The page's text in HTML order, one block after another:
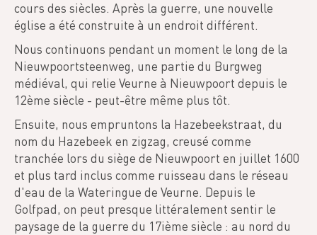
cours des siècles. Après la guerre, une nouvelle
église a été construite à un endroit différent.
Nous continuons pendant un moment le long de la
Nieuwpoortsteenweg, une partie du Burgweg
médiéval, qui relie Veurne à Nieuwpoort depuis le
12ème siècle - peut-être même plus tôt.
Ensuite, nous empruntons la Hazebeekstraat, du
nom du Hazebeek en zigzag, creusé comme
tranchée lors du siège de Nieuwpoort en juillet 1600
et plus tard inclus comme ruisseau dans le réseau
d'eau de la Wateringue de Veurne. Depuis le
Golfpad, on peut presque littéralement sentir le
paysage de la guerre du 17ième siècle : au nord du